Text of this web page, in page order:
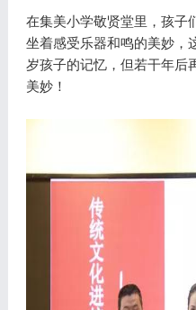
在集美小学敬贤堂里，孩子
坐着感受乐器和鸣的美妙，
岁孩子的记忆，但若干年后
美妙！